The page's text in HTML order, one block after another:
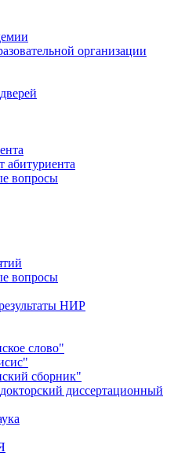
организации
абитуриента
вопросы
вопросы
НИР
слово"
сборник"
диссертационный